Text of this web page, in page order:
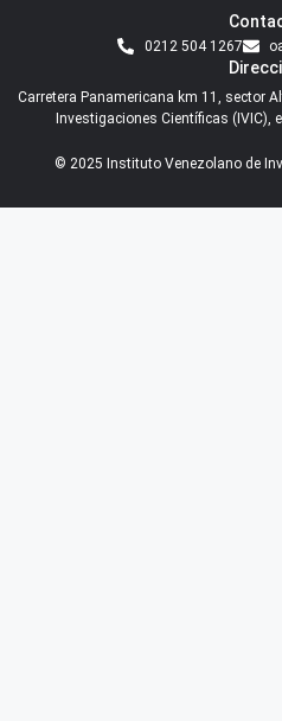
0212 504 1267
Carretera Panamericana km 11, sector
Investigaciones Científicas (IVIC),
© 2025 Instituto Venezolano de